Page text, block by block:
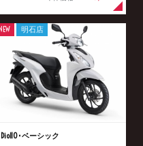
Dio110･ベーシック
NEW 明石店